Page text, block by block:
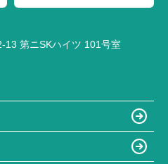
13 第ニSKハイツ 101号室